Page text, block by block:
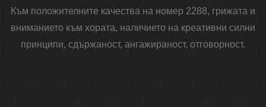
Към положителните качества на номер 2288, грижата и
вниманието към хората, наличието на креативни силни
принципи, сдържаност, ангажираност, отговорност.